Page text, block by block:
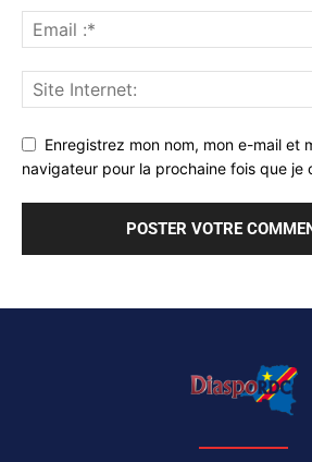
Enregistrez mon nom, mon e-mail et
navigateur pour la prochaine fois que je